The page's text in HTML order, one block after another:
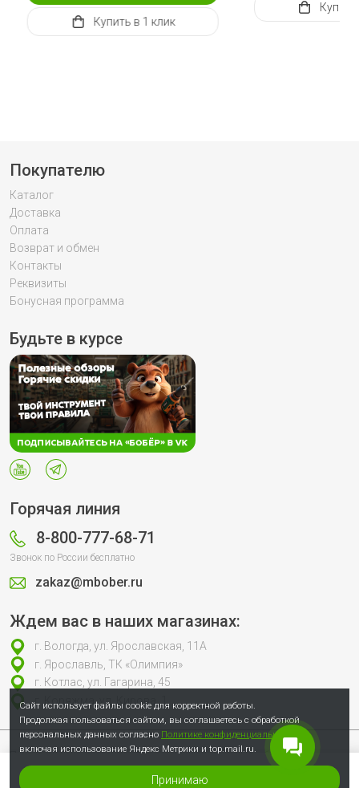
Купить в 1 клик
Купить
Сайт использует файлы cookie для корректной работы.
Продолжая пользоваться сайтом, вы соглашаетесь с обработкой
персональных данных согласно Политике конфиденциальности
включая использование Яндекс Метрики и top.mail.ru.
Принимаю
Покупателю
Каталог
Доставка
Оплата
Возврат и обмен
Контакты
Реквизиты
Бонусная программа
Будьте в курсе
Горячая линия
8-800-777-68-71
Звонок по России бесплатно
zakaz@mbober.ru
Ждем вас в наших магазинах:
г. Вологда, ул. Ярославская, 11А
г. Ярославль, ТК «Олимпия»
г. Котлас, ул. Гагарина, 45
г. Коряжма, ул. Кирова, 1
Продолжая пользоваться сайтом, вы соглашаетесь с обработкой
персональных данных согласноПолитике конфиденциальности
, включая
использование Яндекс Метрики и top.mail.ru.